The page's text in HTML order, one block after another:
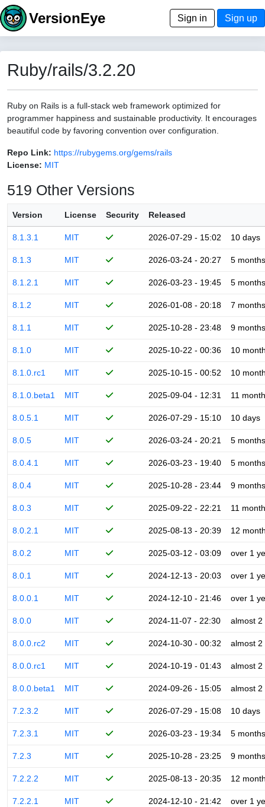
VersionEye Sign in Sign up
Ruby/rails/3.2.20
Ruby on Rails is a full-stack web framework optimized for
programmer happiness and sustainable productivity. It encourages
beautiful code by favoring convention over configuration.
Repo Link: https://rubygems.org/gems/rails
License: MIT
519 Other Versions
Version License Security Released
8.1.3.1 MIT 2026-07-29 - 15:02 10 days
8.1.3 MIT 2026-03-24 - 20:27 5 months
8.1.2.1 MIT 2026-03-23 - 19:45 5 months
8.1.2 MIT 2026-01-08 - 20:18 7 months
8.1.1 MIT 2025-10-28 - 23:48 9 months
8.1.0 MIT 2025-10-22 - 00:36 10
8.1.0.rc1 MIT 2025-10-15 - 00:52 10
8.1.0.beta1 MIT 2025-09-04 - 12:31 11
8.0.5.1 MIT 2026-07-29 - 15:10 10 days
8.0.5 MIT 2026-03-24 - 20:21 5 months
8.0.4.1 MIT 2026-03-23 - 19:40 5 months
8.0.4 MIT 2025-10-28 - 23:44 9 months
8.0.3 MIT 2025-09-22 - 22:21 11
8.0.2.1 MIT 2025-08-13 - 20:39 12
8.0.2 MIT 2025-03-12 - 03:09 over 1
8.0.1 MIT 2024-12-13 - 20:03 over 1
8.0.0.1 MIT 2024-12-10 - 21:46 over 1
8.0.0 MIT 2024-11-07 - 22:30 almost 2
8.0.0.rc2 MIT 2024-10-30 - 00:32 almost 2
8.0.0.rc1 MIT 2024-10-19 - 01:43 almost 2
8.0.0.beta1 MIT 2024-09-26 - 15:05 almost 2
7.2.3.2 MIT 2026-07-29 - 15:08 10 days
7.2.3.1 MIT 2026-03-23 - 19:34 5 months
7.2.3 MIT 2025-10-28 - 23:25 9 months
7.2.2.2 MIT 2025-08-13 - 20:35 12
7.2.2.1 MIT 2024-12-10 - 21:42 over 1